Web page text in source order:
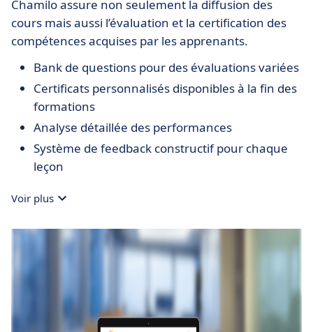
Chamilo assure non seulement la diffusion des
cours mais aussi l’évaluation et la certification des
compétences acquises par les apprenants.
Bank de questions pour des évaluations variées
Certificats personnalisés disponibles à la fin des
formations
Analyse détaillée des performances
Système de feedback constructif pour chaque
leçon
Voir plus